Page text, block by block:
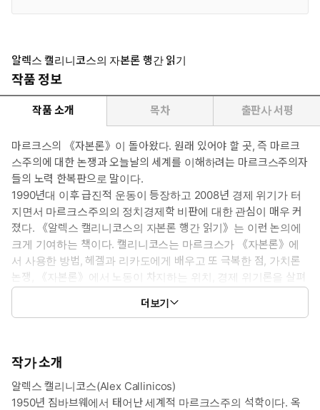
알렉스 캘리니코스의 자본론 행간 읽기
작품 정보
작품 소개 목차 출판사 서평
마르크스의 《자본론》이 돌아왔다. 원래 있어야 할 곳, 즉 마르크
스주의에 대한 논쟁과 오늘날의 세계를 이해하려는 마르크스주의자
들의 노력 한복판으로 말이다.
1990년대 이후 급진적 운동이 등장하고 2008년 경제 위기가 터
지면서 마르크스주의의 정치경제학 비판에 대한 관심이 매우 커
졌다. 《알렉스 캘리니코스의 자본론 행간 읽기》는 이런 논의에
크게 기여하는 책이다. 캘리니코스는 마르크스가 《자본론》에
서 사용한 방법, 헤겔과 리카도에게 배우고 또 극복한 점, 가치론
논쟁, 《자본론》에서 노동이 차지하는 위치, 경제 위기론을 살펴
본다. 또 그람시와 알튀세르부터 데이비드 하비와 프레드릭 제임
슨에 이르는 과거와 현재의 마르크스주의 사상가들도 다룬다.
더보기
작가 소개
알렉스 캘리니코스(Alex Callinicos)
1950년 짐바브웨에서 태어난 세계적 마르크스주의 석학이다. 옥